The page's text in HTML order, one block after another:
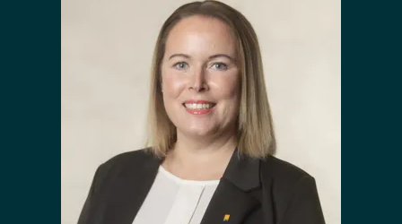
samordningen mellan Sverige och Danmark. Vi vill
därför gemensamt bidra till att dessa frågor
inkluderas i de kommande utredningarna, säger
representanterna för NLA. De tillägger också vikten
av att även utvärdera behovet av en möjlig fast
förbindelse mellan Helsingborg och Helsingör (HH-
förbindelsen) i norra Öresundsregionen – bland
annat för att avlasta trafiken mellan Helsingborg
och Malmö. Den svenska utredaren ska även lägga
fram eventuella förslag till förberedande åtgärder